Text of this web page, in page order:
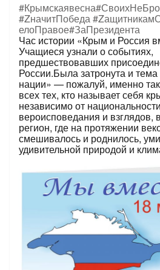
#Крымскаявесна
#ZначитПобеда
елоПравое#ЗаПрезидента
Час истории «Крым и Россия
Учащиеся узнали о событиях,
предшествовавших
России.Была затронута и
нации» — пожалуй, именно
всех тех, кто называет себя
независимо от
вероисповедания и
регион, где на протяжении
смешивалось и роднилось,
удивительной природой и